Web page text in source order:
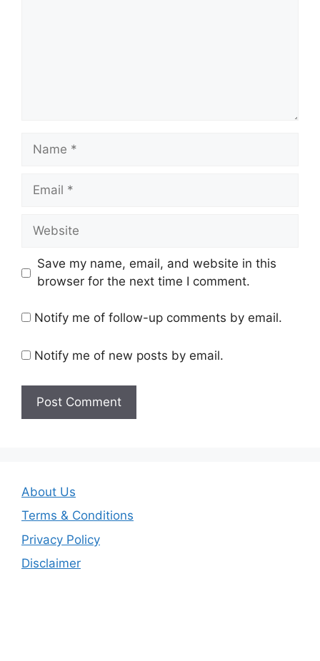
Name
Email
Website
Save my name, email, and website in this
browser for the next time I comment.
Notify me of follow-up comments by email.
Notify me of new posts by email.
About Us
Terms & Conditions
Privacy Policy
Disclaimer